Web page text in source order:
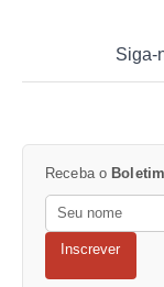
Siga-
Receba o
Inscrever